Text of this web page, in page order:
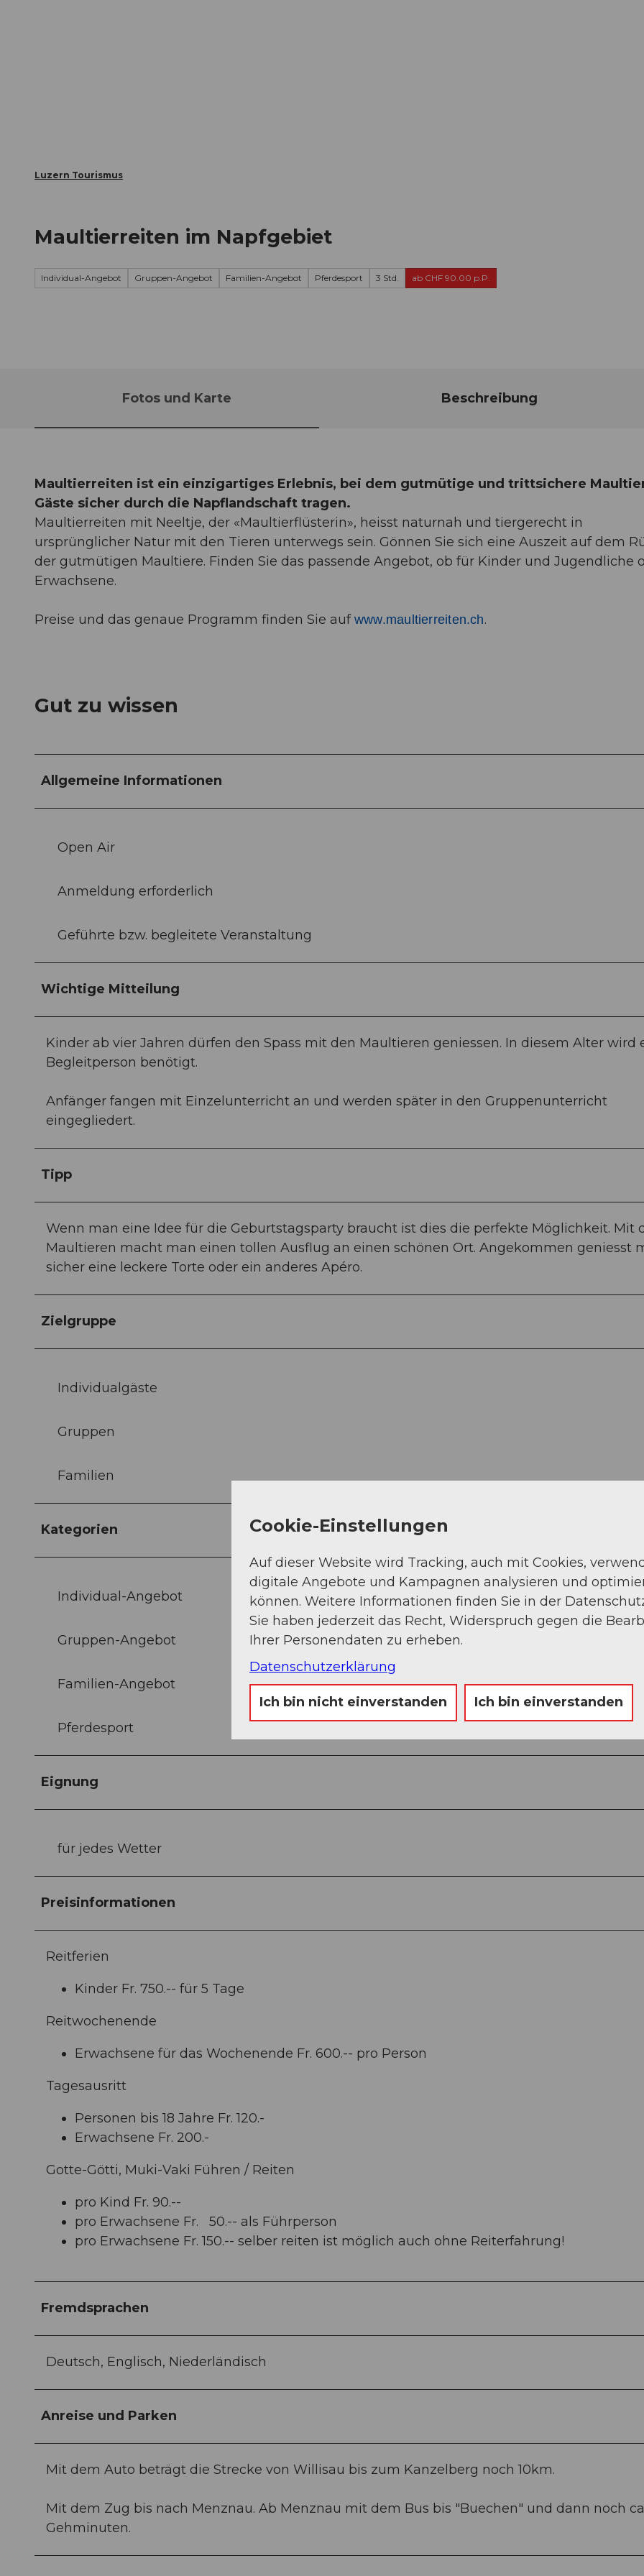
Luzern Tourismus
Maultierreiten im Napfgebiet
Individual-Angebot Gruppen-Angebot Familien-Angebot Pferdesport 3 Std. ab CHF 90.00 p.P.
Fotos und Karte Beschreibung
Maultierreiten ist ein einzigartiges Erlebnis, bei dem gutmütige und trittsichere
Gäste sicher durch die Napflandschaft tragen.
Maultierreiten mit Neeltje, der «Maultierflüsterin», heisst naturnah und tiergerecht in
ursprünglicher Natur mit den Tieren unterwegs sein. Gönnen Sie sich eine Auszeit auf dem
der gutmütigen Maultiere. Finden Sie das passende Angebot, ob für Kinder und Jugendliche
Erwachsene.
Preise und das genaue Programm finden Sie auf www.maultierreiten.ch.
Gut zu wissen
Allgemeine Informationen
Open Air
Anmeldung erforderlich
Geführte bzw. begleitete Veranstaltung
Wichtige Mitteilung
Kinder ab vier Jahren dürfen den Spass mit den Maultieren geniessen. In diesem Alter wird
Begleitperson benötigt.
Anfänger fangen mit Einzelunterricht an und werden später in den Gruppenunterricht
eingegliedert.
Tipp
Wenn man eine Idee für die Geburtstagsparty braucht ist dies die perfekte Möglichkeit. Mit
Maultieren macht man einen tollen Ausflug an einen schönen Ort. Angekommen geniesst
sicher eine leckere Torte oder ein anderes Apéro.
Zielgruppe
Individualgäste
Gruppen
Familien
Kategorien
Individual-Angebot
Gruppen-Angebot
Familien-Angebot
Pferdesport
Eignung
für jedes Wetter
Preisinformationen
Reitferien
Kinder Fr. 750.-- für 5 Tage
Reitwochenende
Erwachsene für das Wochenende Fr. 600.-- pro Person
Tagesausritt
Personen bis 18 Jahre Fr. 120.-
Erwachsene Fr. 200.-
Gotte-Götti, Muki-Vaki Führen / Reiten
pro Kind Fr. 90.--
pro Erwachsene Fr. 50.-- als Führperson
pro Erwachsene Fr. 150.-- selber reiten ist möglich auch ohne Reiterfahrung!
Fremdsprachen
Deutsch, Englisch, Niederländisch
Anreise und Parken
Mit dem Auto beträgt die Strecke von Willisau bis zum Kanzelberg noch 10km.
Mit dem Zug bis nach Menznau. Ab Menznau mit dem Bus bis "Buechen" und dann noch
Gehminuten.
Cookie-Einstellungen
Auf dieser Website wird Tracking, auch mit Cookies,
digitale Angebote und Kampagnen analysieren und
können. Weitere Informationen finden Sie in der
Sie haben jederzeit das Recht, Widerspruch gegen die
Ihrer Personendaten zu erheben.
Datenschutzerklärung
Ich bin nicht einverstanden Ich bin einverstanden